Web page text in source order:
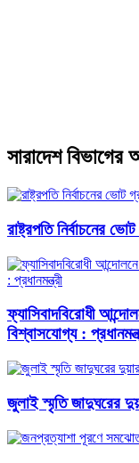
সারাদেশ
রাষ্ট্রপতি নির্বাচনের
ফ্যাসিবাদবিরোধী
বিশ্বাসযোগ্য :
জুলাই স্মৃতি জাদুঘরের